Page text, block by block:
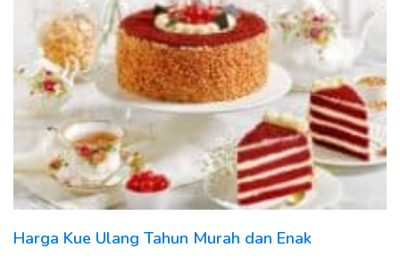
Harga Kue Ulang Tahun Murah dan Enak